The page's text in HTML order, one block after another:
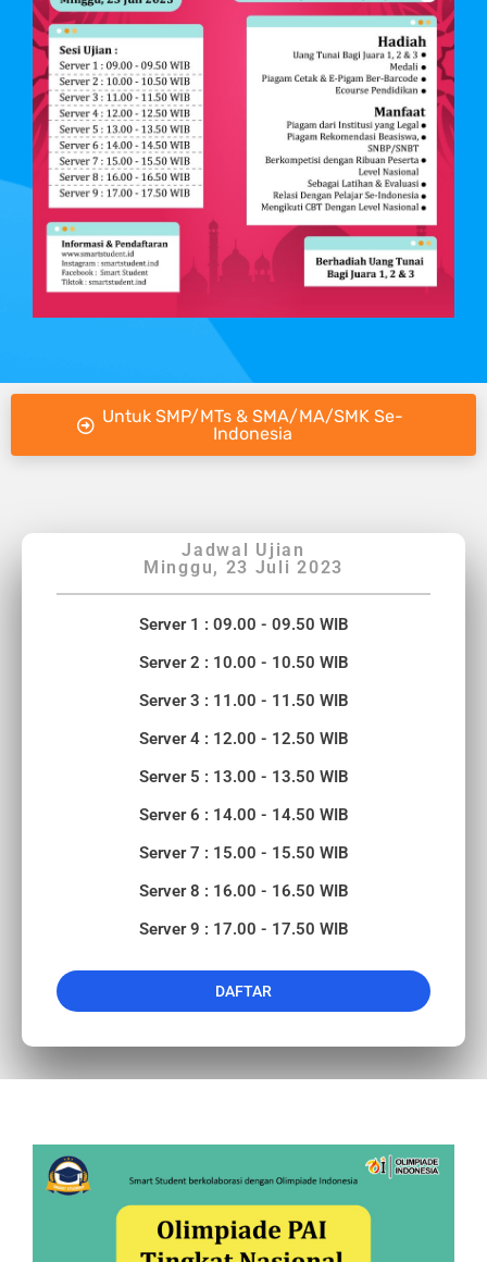
Untuk SMP/MTs & SMA/MA/SMK Se-
Indonesia
Jadwal Ujian
Minggu, 23 Juli 2023
Server 1 : 09.00 - 09.50 WIB
Server 2 : 10.00 - 10.50 WIB
Server 3 : 11.00 - 11.50 WIB
Server 4 : 12.00 - 12.50 WIB
Server 5 : 13.00 - 13.50 WIB
Server 6 : 14.00 - 14.50 WIB
Server 7 : 15.00 - 15.50 WIB
Server 8 : 16.00 - 16.50 WIB
Server 9 : 17.00 - 17.50 WIB
DAFTAR